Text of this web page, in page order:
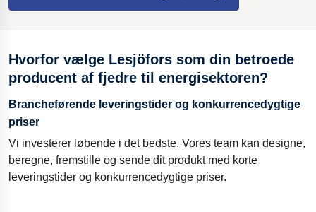
Hvorfor vælge Lesjöfors som din betroede
producent af fjedre til energisektoren?
Brancheførende leveringstider og konkurrencedygtige
priser
Vi investerer løbende i det bedste. Vores team kan designe,
beregne, fremstille og sende dit produkt med korte
leveringstider og konkurrencedygtige priser.